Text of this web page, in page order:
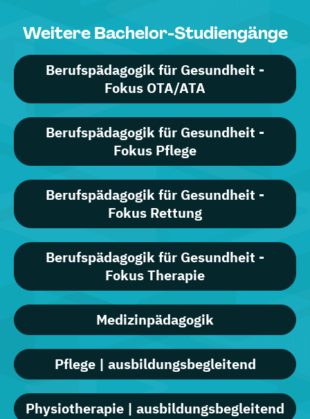
Weitere Bachelor-Studiengänge
Berufspädagogik für Gesundheit -
Fokus OTA/ATA
Berufspädagogik für Gesundheit -
Fokus Pflege
Berufspädagogik für Gesundheit -
Fokus Rettung
Berufspädagogik für Gesundheit -
Fokus Therapie
Medizinpädagogik
Pflege | ausbildungsbegleitend
Physiotherapie | ausbildungsbegleitend